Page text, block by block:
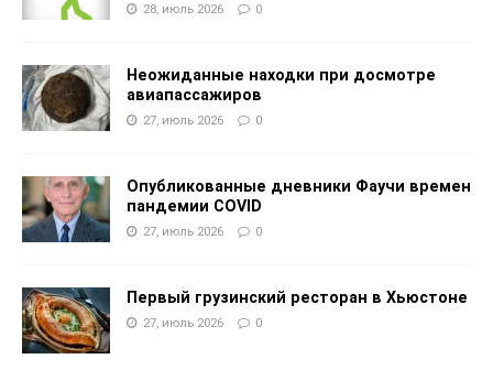
28, июль 2026 0
Неожиданные находки при досмотре
авиапассажиров
27, июль 2026 0
Опубликованные дневники Фаучи времен
пандемии COVID
27, июль 2026 0
Первый грузинский ресторан в Хьюстоне
27, июль 2026 0